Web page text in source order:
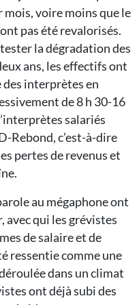
mois, voire moins que le
pas été revalorisés.
la dégradation des
ans, les effectifs ont
interprètes en
de 8 h 30-16
salariés
Rebond, c’est-à-dire
pertes de revenus et
au mégaphone ont
avec qui les grévistes
de salaire et de
ressentie comme une
dans un climat
ont déjà subi des